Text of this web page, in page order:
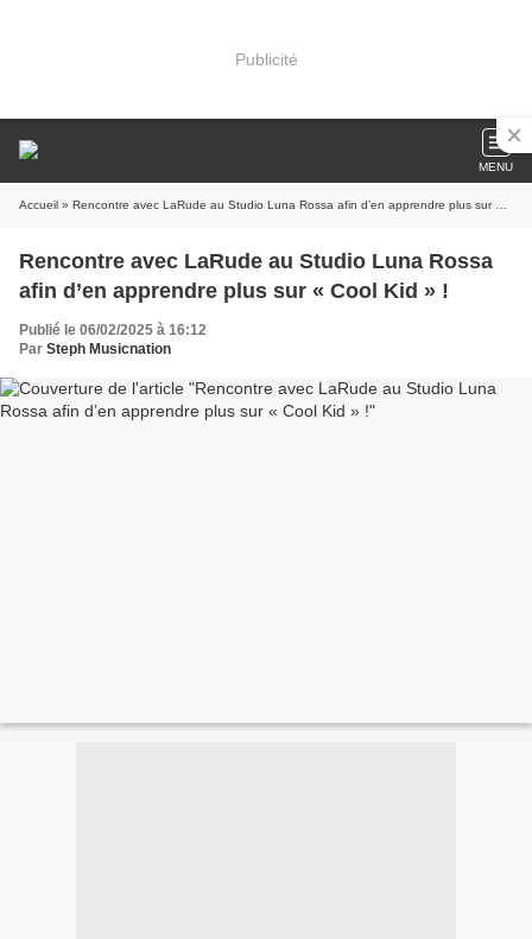
Publicité
MENU
Accueil » Rencontre avec LaRude au Studio Luna Rossa afin d’en apprendre plus sur « Cool Kid » !
Rencontre avec LaRude au Studio Luna Rossa
afin d’en apprendre plus sur « Cool Kid » !
Publié le 06/02/2025 à 16:12
Par Steph Musicnation